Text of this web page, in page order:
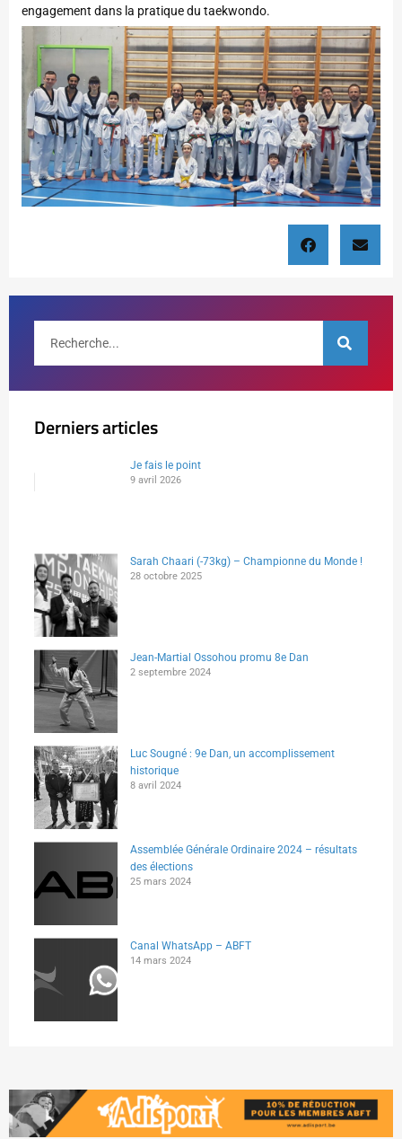
engagement dans la pratique du taekwondo.
Derniers articles
Je fais le point
9 avril 2026
Sarah Chaari (-73kg) – Championne du Monde !
28 octobre 2025
Jean-Martial Ossohou promu 8e Dan
2 septembre 2024
Luc Sougné : 9e Dan, un accomplissement
historique
8 avril 2024
Assemblée Générale Ordinaire 2024 – résultats
des élections
25 mars 2024
Canal WhatsApp – ABFT
14 mars 2024